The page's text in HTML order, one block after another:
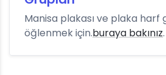
Manisa plakası ve plaka harf
öğlenmek için.buraya bakınız.